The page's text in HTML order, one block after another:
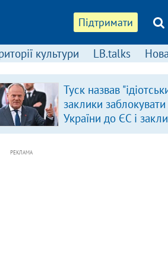
Підтримати
культури LB.talks
Туск назвав
заклики заблокувати
України до ЄС і
припинити
РЕКЛАМА